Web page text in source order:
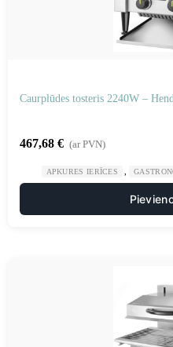
Caurplūdes tosteris 2240W –
467,68 € (ar PVN)
APKURES IERĪCES